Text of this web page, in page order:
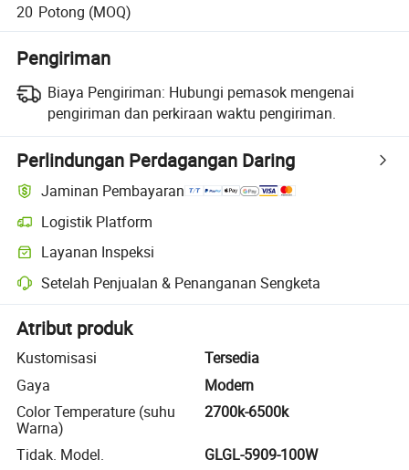
20 Potong (MOQ)
Pengiriman
Biaya Pengiriman: Hubungi pemasok mengenai
pengiriman dan perkiraan waktu pengiriman.
Perlindungan Perdagangan Daring
Jaminan Pembayaran
Logistik Platform
Pelacakan pengiriman yang lebih jelas dengan logistik yang
Layanan Inspeksi
Pemeriksaan pra-pengiriman opsional untuk pemeriksaan kualitas
Setelah Penjualan & Penanganan Sengketa
Penyelesaian sengketa yang dibantu platform, termasuk
Atribut produk
Kustomisasi
Tersedia
Gaya
Modern
Color Temperature (suhu
Warna)
2700k-6500k
Tidak. Model.
GLGL-5909-100W